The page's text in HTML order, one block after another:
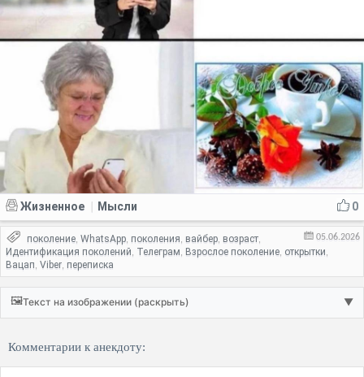
0
Жизненное Мысли
05.06.2026
поколение, WhatsApp, поколения, вайбер, возраст,
Идентификация поколений, Телеграм, Взрослое поколение, открытки,
Вацап, Viber, переписка
🖼️Текст на изображении (раскрыть) ▼
Комментарии к анекдоту: